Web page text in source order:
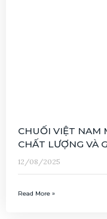
CHUỐI VIỆT NAM
CHẤT LƯỢNG VÀ
12/08/2025
Read More »